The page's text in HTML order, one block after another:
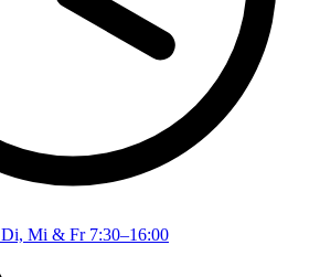
Di, Mi & Fr 7:30–16:00